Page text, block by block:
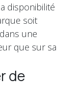
disponibilité
soit
une
que sur sa
de